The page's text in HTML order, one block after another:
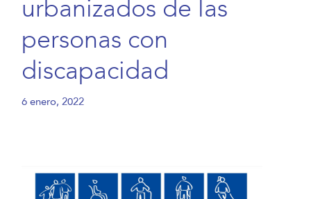
urbanizados de las
personas con
discapacidad
6 enero, 2022